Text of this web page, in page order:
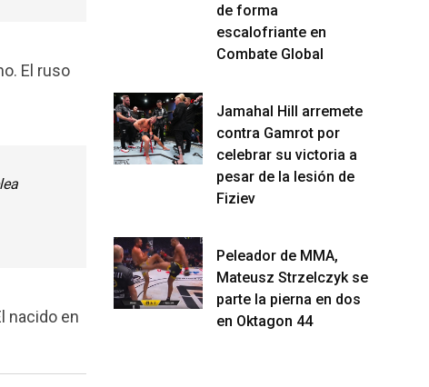
El ruso
nacido en
de forma
escalofriante en
Combate Global
Jamahal Hill arremete
contra Gamrot por
celebrar su victoria a
pesar de la lesión de
Fiziev
Peleador de MMA,
Mateusz Strzelczyk se
parte la pierna en dos
en Oktagon 44